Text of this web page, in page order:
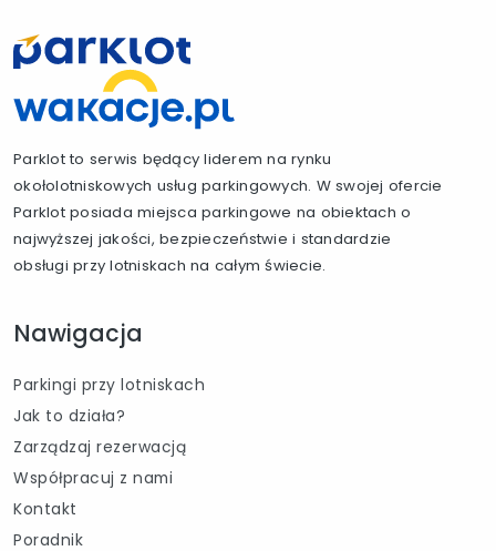
Parklot to serwis będący liderem na rynku
okołolotniskowych usług parkingowych. W swojej ofercie
Parklot posiada miejsca parkingowe na obiektach o
najwyższej jakości, bezpieczeństwie i standardzie
obsługi przy lotniskach na całym świecie.
Nawigacja
Parkingi przy lotniskach
Jak to działa?
Zarządzaj rezerwacją
Współpracuj z nami
Kontakt
Poradnik